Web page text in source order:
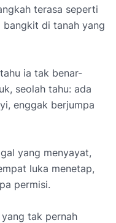
terasa seperti
bangkit di tanah yang
ia tak benar-
seolah tahu: ada
enggak berjumpa
yang menyayat,
luka menetap,
permisi.
tak pernah